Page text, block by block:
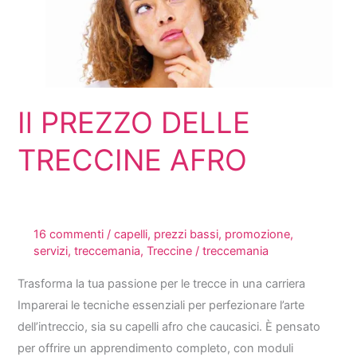
Il PREZZO DELLE
TRECCINE AFRO
16 commenti / capelli, prezzi bassi, promozione,
servizi, treccemania, Treccine/ treccemania
Trasforma la tua passione per le trecce in una carriera
Imparerai le tecniche essenziali per perfezionare l’arte
dell’intreccio, sia su capelli afro che caucasici. È pensato
per offrire un apprendimento completo, con moduli